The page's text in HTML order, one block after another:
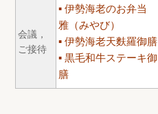
会議，
ご接待
伊勢海老のお弁当
雅（みやび）
伊勢海老天麩羅御膳
黒毛和牛ステーキ御
膳